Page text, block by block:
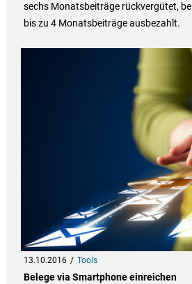
sechs Monatsbeiträge rückvergütet,
bis zu 4 Monatsbeiträge ausbezahlt.
13.10.2016 Tools
Belege via Smartphone einreichen